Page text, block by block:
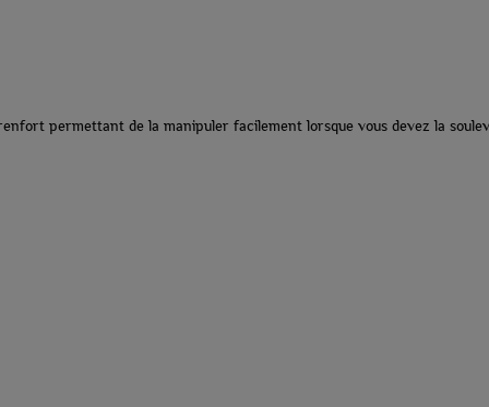
permettant de la manipuler facilement lorsque vous devez la